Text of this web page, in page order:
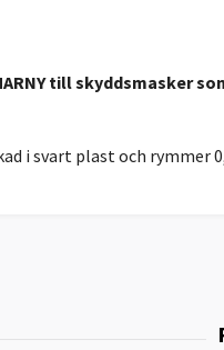
till skyddsmasker
i svart plast och rymmer